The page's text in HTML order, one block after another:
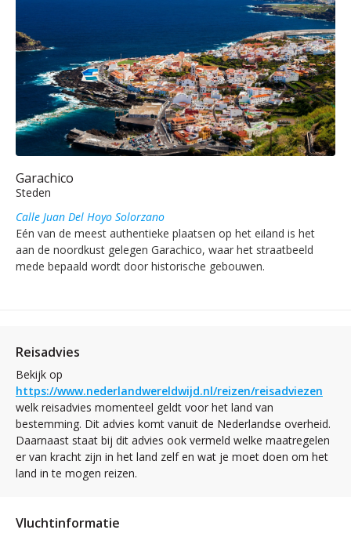
Garachico
Steden
Calle Juan Del Hoyo Solorzano
Eén van de meest authentieke plaatsen op het eiland is het
aan de noordkust gelegen Garachico, waar het straatbeeld
mede bepaald wordt door historische gebouwen.
Reisadvies
Bekijk op
https://www.nederlandwereldwijd.nl/reizen/reisadviezen
welk reisadvies momenteel geldt voor het land van
bestemming. Dit advies komt vanuit de Nederlandse overheid.
Daarnaast staat bij dit advies ook vermeld welke maatregelen
er van kracht zijn in het land zelf en wat je moet doen om het
land in te mogen reizen.
Vluchtinformatie